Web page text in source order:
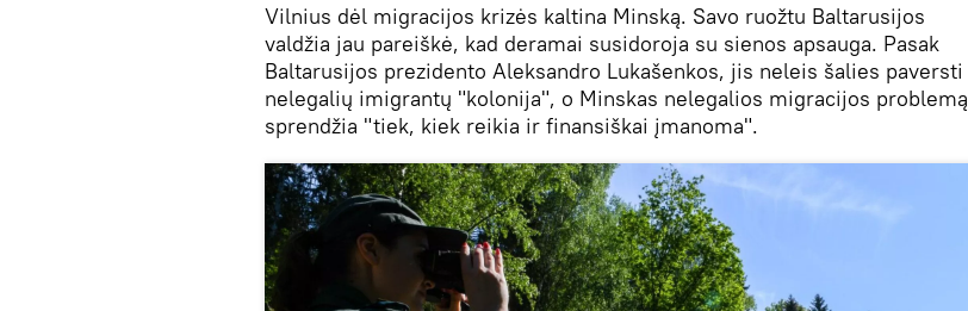
Vilnius dėl migracijos krizės kaltina Minską. Savo ruožtu Baltarusijos
valdžia jau pareiškė, kad deramai susidoroja su sienos apsauga. Pasak
Baltarusijos prezidento Aleksandro Lukašenkos, jis neleis šalies paversti
nelegalių imigrantų "kolonija", o Minskas nelegalios migracijos problemą
sprendžia "tiek, kiek reikia ir finansiškai įmanoma".